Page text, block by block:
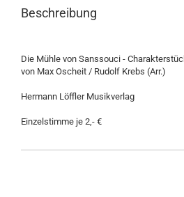
Beschreibung
Die Mühle von Sanssouci -
von Max Oscheit / Rudolf Krebs (Arr.)
Hermann Löffler Musikverlag
Einzelstimme je 2,- €